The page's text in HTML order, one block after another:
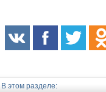
В этом разделе: